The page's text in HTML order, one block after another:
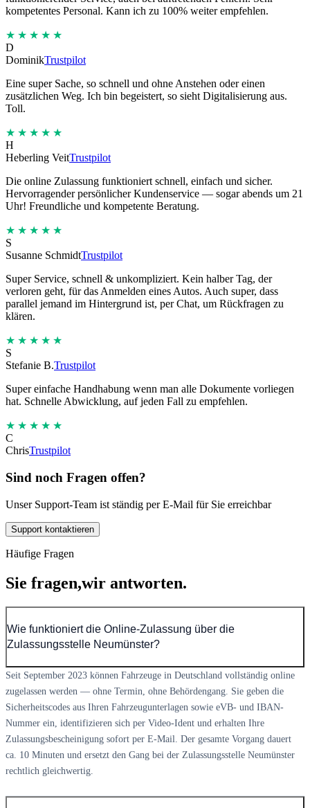
kompetentes Personal. Kann ich zu 100% weiter empfehlen.
★★★★★
D
DominikTrustpilot
Eine super Sache, so schnell und ohne Anstehen oder einen
zusätzlichen Weg. Ich bin begeistert, so sieht Digitalisierung aus.
Toll.
★★★★★
H
Heberling VeitTrustpilot
Die online Zulassung funktioniert schnell, einfach und sicher.
Hervorragender persönlicher Kundenservice — sogar abends um 21
Uhr! Freundliche und kompetente Beratung.
★★★★★
S
Susanne SchmidtTrustpilot
Super Service, schnell & unkompliziert. Kein halber Tag, der
verloren geht, für das Anmelden eines Autos. Auch super, dass
parallel jemand im Hintergrund ist, per Chat, um Rückfragen zu
klären.
★★★★★
S
Stefanie B.Trustpilot
Super einfache Handhabung wenn man alle Dokumente vorliegen
hat. Schnelle Abwicklung, auf jeden Fall zu empfehlen.
★★★★★
C
ChrisTrustpilot
Sind noch Fragen offen?
Unser Support-Team ist ständig per E-Mail für Sie erreichbar
Support kontaktieren
Häufige Fragen
Sie fragen,wir antworten.
Wie funktioniert die Online-Zulassung über die
Zulassungsstelle Neumünster?
Seit September 2023 können Fahrzeuge in Deutschland vollständig online
zugelassen werden — ohne Termin, ohne Behördengang. Sie geben die
Sicherheitscodes aus Ihren Fahrzeugunterlagen sowie eVB- und IBAN-
Nummer ein, identifizieren sich per Video-Ident und erhalten Ihre
Zulassungsbescheinigung sofort per E-Mail. Der gesamte Vorgang dauert
ca. 10 Minuten und ersetzt den Gang bei der Zulassungsstelle Neumünster
rechtlich gleichwertig.